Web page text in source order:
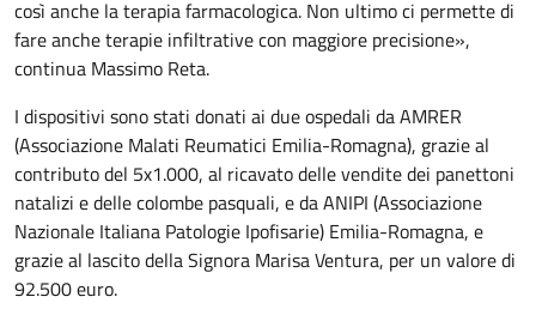
così anche la terapia farmacologica. Non ultimo ci permette di
fare anche terapie infiltrative con maggiore precisione»,
continua Massimo Reta.
I dispositivi sono stati donati ai due ospedali da AMRER
(Associazione Malati Reumatici Emilia-Romagna), grazie al
contributo del 5x1.000, al ricavato delle vendite dei panettoni
natalizi e delle colombe pasquali, e da ANIPI (Associazione
Nazionale Italiana Patologie Ipofisarie) Emilia-Romagna, e
grazie al lascito della Signora Marisa Ventura, per un valore di
92.500 euro.